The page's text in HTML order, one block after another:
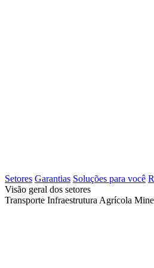
Setores Garantias Soluções para você
Visão geral dos setores
Transporte Infraestrutura Agrícola